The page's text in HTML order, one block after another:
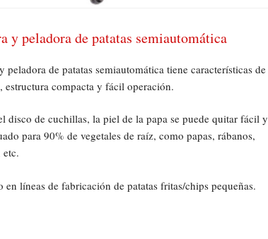
y peladora de patatas semiautomática
peladora de patatas semiautomática tiene características de
estructura compacta y fácil operación.
disco de cuchillas, la piel de la papa se puede quitar fácil y
para 90% de vegetales de raíz, como papas, rábanos,
etc.
líneas de fabricación de patatas fritas/chips pequeñas.